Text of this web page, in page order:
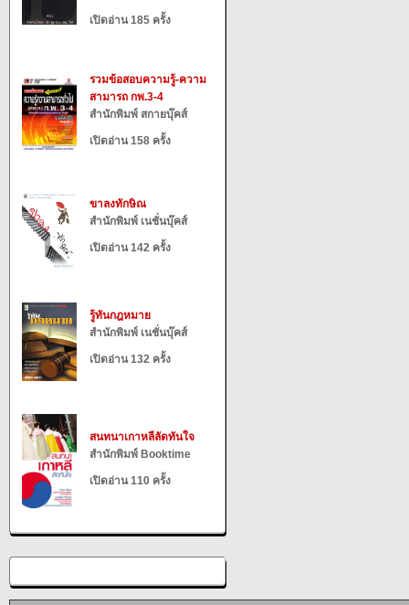
เปิดอ่าน 185 ครั้ง
รวมข้อสอบความรู้-ความ
สามารถ กพ.3-4
สำนักพิมพ์ สกายบุ๊คส์
เปิดอ่าน 158 ครั้ง
ขาลงทักษิณ
สำนักพิมพ์ เนชั่นบุ๊คส์
เปิดอ่าน 142 ครั้ง
รู้ทันกฎหมาย
สำนักพิมพ์ เนชั่นบุ๊คส์
เปิดอ่าน 132 ครั้ง
สนทนาเกาหลีลัดทันใจ
สำนักพิมพ์ Booktime
เปิดอ่าน 110 ครั้ง